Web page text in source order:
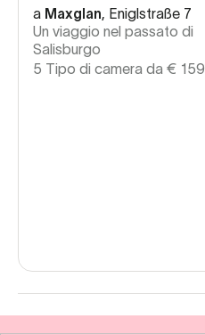
a Maxglan, Eniglstraße 7
Un viaggio nel passato di
Salisburgo
5 Tipo di camera da € 159